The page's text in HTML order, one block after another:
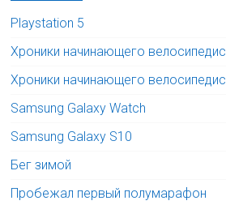
Playstation 5
Хроники начинающего
Хроники начинающего
Samsung Galaxy Watch
Samsung Galaxy S10
Бег зимой
Пробежал первый полумарафон